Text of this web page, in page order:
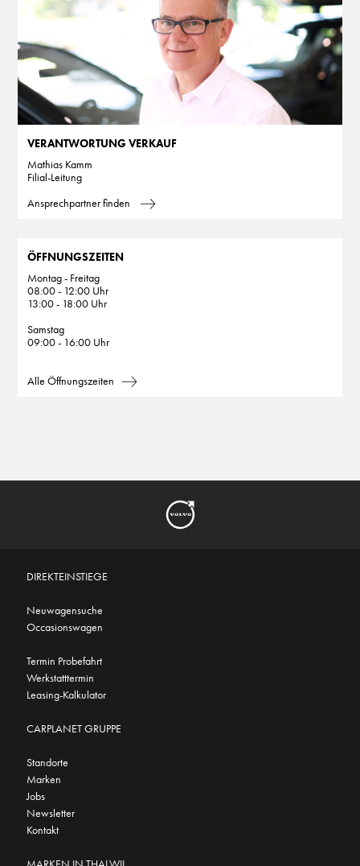
VERANTWORTUNG VERKAUF
Mathias Kamm
Filial-Leitung
Ansprechpartner finden
ÖFFNUNGSZEITEN
Montag - Freitag
08:00 - 12:00 Uhr
13:00 - 18:00 Uhr
Samstag
09:00 - 16:00 Uhr
Alle Öffnungszeiten
DIREKTEINSTIEGE
Neuwagensuche
Occasionswagen
Termin Probefahrt
Werkstatttermin
Leasing-Kalkulator
CARPLANET GRUPPE
Standorte
Marken
Jobs
Newsletter
Kontakt